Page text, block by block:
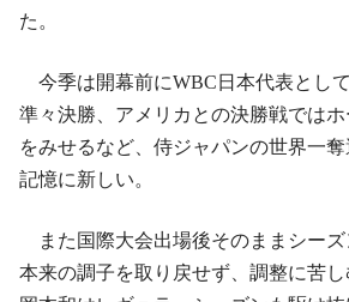
た。
今季は開幕前にWBC日本代表とし
準々決勝、アメリカとの決勝戦では
をみせるなど、侍ジャパンの世界一
記憶に新しい。
また国際大会出場後そのままシー
本来の調子を取り戻せず、調整に苦し